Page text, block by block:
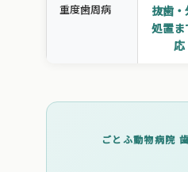
重度歯周病
抜歯
処置ま
応
ごとふ動物病院